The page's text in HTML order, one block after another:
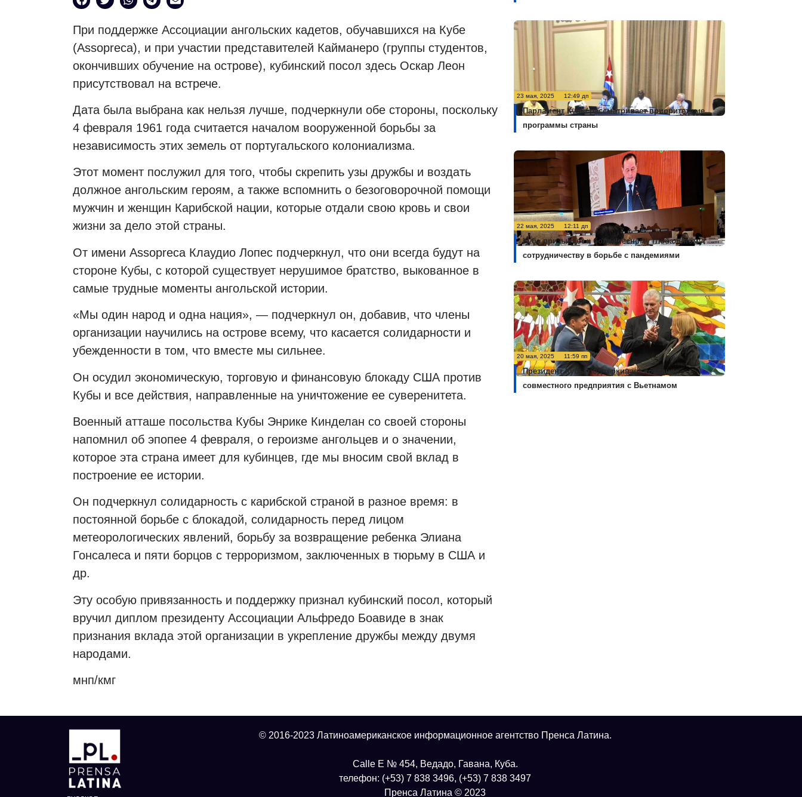
При поддержке Ассоциации ангольских кадетов, обучавшихся на Кубе
(Assopreca), и при участии представителей Кайманеро (группы студентов,
окончивших обучение на острове), кубинский посол здесь Оскар Леон
присутствовал на встрече.
Дата была выбрана как нельзя лучше, подчеркнули обе стороны, поскольку
4 февраля 1961 года считается началом вооруженной борьбы за
независимость этих земель от португальского колониализма.
Этот момент послужил для того, чтобы скрепить узы дружбы и воздать
должное ангольским героям, а также вспомнить о безоговорочной помощи
мужчин и женщин Карибской нации, которые отдали свою кровь и свои
жизни за дело этой страны.
От имени Assopreca Клаудио Лопес подчеркнул, что они всегда будут на
стороне Кубы, с которой существует нерушимое братство, выкованное в
самые трудные моменты ангольской истории.
«Мы один народ и одна нация», — подчеркнул он, добавив, что члены
организации научились на острове всему, что касается солидарности и
убежденности в том, что вместе мы сильнее.
Он осудил экономическую, торговую и финансовую блокаду США против
Кубы и все действия, направленные на уничтожение ее суверенитета.
Военный атташе посольства Кубы Энрике Кинделан со своей стороны
напомнил об эпопее 4 февраля, о героизме ангольцев и о значении,
которое эта страна имеет для кубинцев, где мы вносим свой вклад в
построение ее истории.
Он подчеркнул солидарность с карибской страной в разное время: в
постоянной борьбе с блокадой, солидарность перед лицом
метеорологических явлений, борьбу за возвращение ребенка Элиана
Гонсалеса и пяти борцов с терроризмом, заключенных в тюрьму в США и
др.
Эту особую привязанность и поддержку признал кубинский посол, который
вручил диплом президенту Ассоциации Альфредо Боавиде в знак
признания вклада этой организации в укрепление дружбы между двумя
народами.
мнп/кмг
23 мая, 2025 12:49 дп
Парламент Кубы рассматривает приоритетные
программы страны
22 мая, 2025 12:11 дп
Куба призывает к более тесному глобальному
сотрудничеству в борьбе с пандемиями
20 мая, 2025 11:59 пп
Президент Кубы подчеркивает создание
совместного предприятия с Вьетнамом
© 2016-2023 Латиноамериканское информационное агентство Пренса Латина.
Calle E № 454, Ведадо, Гавана, Куба.
телефон: (+53) 7 838 3496, (+53) 7 838 3497
Пренса Латина © 2023